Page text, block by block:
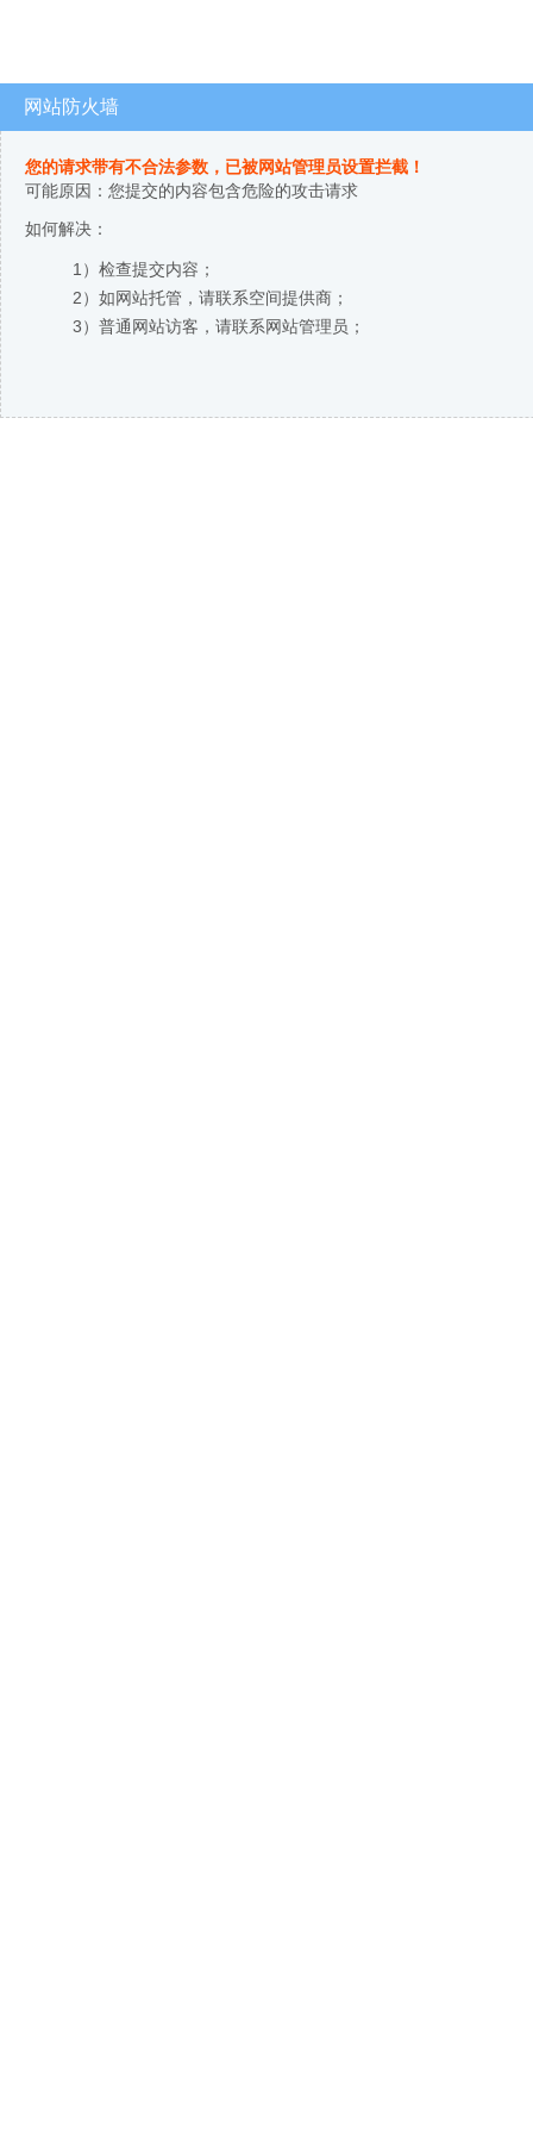
网站防火墙
您的请求带有不合法参数，已被网站管理员设置拦截！
可能原因：您提交的内容包含危险的攻击请求
如何解决：
1）检查提交内容；
2）如网站托管，请联系空间提供商；
3）普通网站访客，请联系网站管理员；